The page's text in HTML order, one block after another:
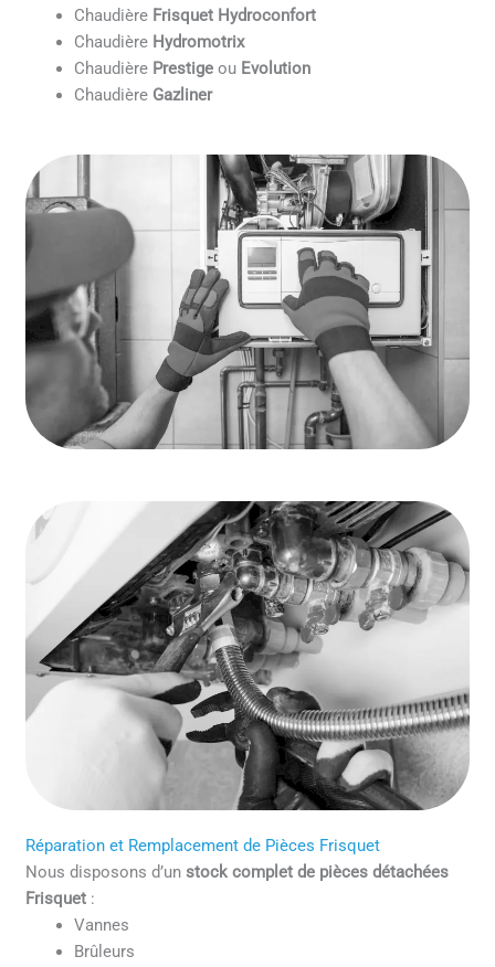
Chaudière Frisquet Hydroconfort
Chaudière Hydromotrix
Chaudière Prestige ou Evolution
Chaudière Gazliner
Réparation et Remplacement de Pièces Frisquet
Nous disposons d’unstock complet de pièces détachées
Frisquet :
Vannes
Brûleurs